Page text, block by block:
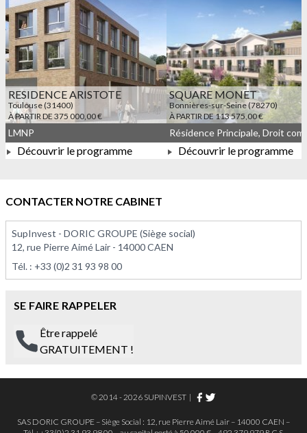
RESIDENCE ARISTOTE
Toulouse (31400)
À PARTIR DE 375 000,00 €
À PARTIR DE 375 000,00 €
LMNP
Découvrir le programme
SQUARE MONET
Bonnières-sur-Seine (78270)
À PARTIR DE 113 575,00 €
Découvrir le programme
CONTACTER NOTRE CABINET
SupInvest - DORIC GROUPE (Siège social)
12, rue Pierre Aimé Lair - 14000 CAEN
Tél. : +33 (0)2 31 93 98 00
SE FAIRE RAPPELER
Être rappelé
GRATUITEMENT !
© 2014 - 2026 SUPINVEST |
SAS DORIC GROUPE – Siège Social : 12, rue Pierre Aimé Lair – 14000 CAEN –